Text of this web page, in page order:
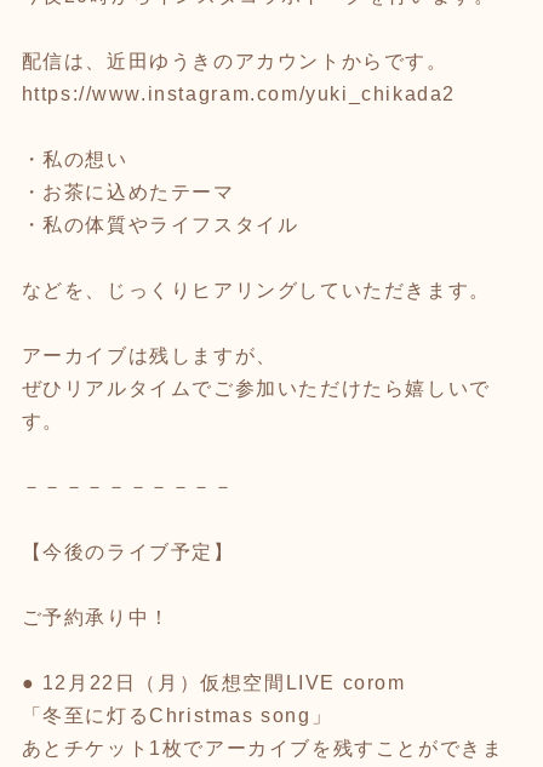
配信は、近田ゆうきのアカウントからです。
https://www.instagram.com/yuki_chikada2
・私の想い
・お茶に込めたテーマ
・私の体質やライフスタイル
などを、じっくりヒアリングしていただきます。
アーカイブは残しますが、
ぜひリアルタイムでご参加いただけたら嬉しいで
す。
－－－－－－－－－－
【今後のライブ予定】
ご予約承り中！
● 12月22日（月）仮想空間LIVE corom
「冬至に灯るChristmas song」
あとチケット1枚でアーカイブを残すことができま